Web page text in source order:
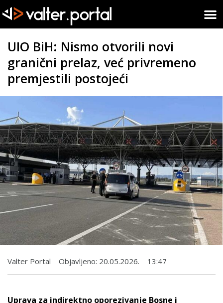
UIO BiH: Nismo otvorili novi
granični prelaz, već privremeno
premjestili postojeći
Valter Portal Objavljeno: 20.05.2026. 13:47
Uprava za indirektno oporezivanje Bosne i